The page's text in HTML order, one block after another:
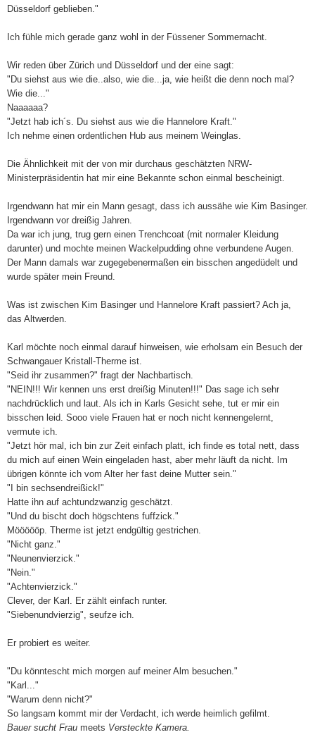
Düsseldorf geblieben."
Ich fühle mich gerade ganz wohl in der Füssener Sommernacht.
Wir reden über Zürich und Düsseldorf und der eine sagt:
"Du siehst aus wie die..also, wie die...ja, wie heißt die denn noch mal?
Wie die..."
Naaaaaa?
"Jetzt hab ich´s. Du siehst aus wie die Hannelore Kraft."
Ich nehme einen ordentlichen Hub aus meinem Weinglas.
Die Ähnlichkeit mit der von mir durchaus geschätzten NRW-
Ministerpräsidentin hat mir eine Bekannte schon einmal bescheinigt.
Irgendwann hat mir ein Mann gesagt, dass ich aussähe wie Kim Basinger.
Irgendwann vor dreißig Jahren.
Da war ich jung, trug gern einen Trenchcoat (mit normaler Kleidung
darunter) und mochte meinen Wackelpudding ohne verbundene Augen.
Der Mann damals war zugegebenermaßen ein bisschen angedüdelt und
wurde später mein Freund.
Was ist zwischen Kim Basinger und Hannelore Kraft passiert? Ach ja,
das Altwerden.
Karl möchte noch einmal darauf hinweisen, wie erholsam ein Besuch der
Schwangauer Kristall-Therme ist.
"Seid ihr zusammen?" fragt der Nachbartisch.
"NEIN!!! Wir kennen uns erst dreißig Minuten!!!" Das sage ich sehr
nachdrücklich und laut. Als ich in Karls Gesicht sehe, tut er mir ein
bisschen leid. Sooo viele Frauen hat er noch nicht kennengelernt,
vermute ich.
"Jetzt hör mal, ich bin zur Zeit einfach platt, ich finde es total nett, dass
du mich auf einen Wein eingeladen hast, aber mehr läuft da nicht. Im
übrigen könnte ich vom Alter her fast deine Mutter sein."
"I bin sechsendreißick!"
Hatte ihn auf achtundzwanzig geschätzt.
"Und du bischt doch högschtens fuffzick."
Möööööp. Therme ist jetzt endgültig gestrichen.
"Nicht ganz."
"Neunenvierzick."
"Nein."
"Achtenvierzick."
Clever, der Karl. Er zählt einfach runter.
"Siebenundvierzig", seufze ich.
Er probiert es weiter.
"Du könntescht mich morgen auf meiner Alm besuchen."
"Karl..."
"Warum denn nicht?"
So langsam kommt mir der Verdacht, ich werde heimlich gefilmt.
Bauer sucht Frau meets Versteckte Kamera.